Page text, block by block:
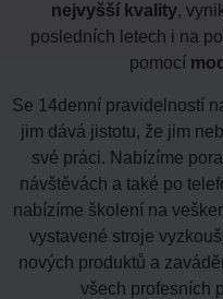
nejvyšší kvality,
posledních letech i na
pomocí
Se 14denní pravidelností
jim dává jistotu, že jim
své práci. Nabízíme
návštěvách a také po
nabízíme školení na
vystavené stroje
nových produktů a
všech profesních